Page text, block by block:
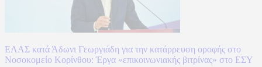
ΕΛΑΣ κατά Άδωνι Γεωργιάδη για την κατάρρευση οροφής στο
Νοσοκομείο Κορίνθου: Έργα «επικοινωνιακής βιτρίνας» στο ΕΣΥ